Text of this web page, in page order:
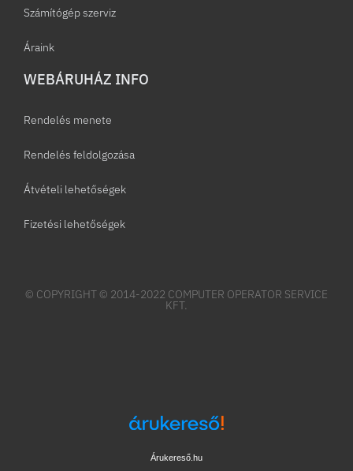
Számítógép szerviz
Áraink
WEBÁRUHÁZ INFO
Rendelés menete
Rendelés feldolgozása
Átvételi lehetőségek
Fizetési lehetőségek
© COPYRIGHT © 2014-2022 COMPUTER OPERATOR SERVICE
KFT.
Árukereső.hu